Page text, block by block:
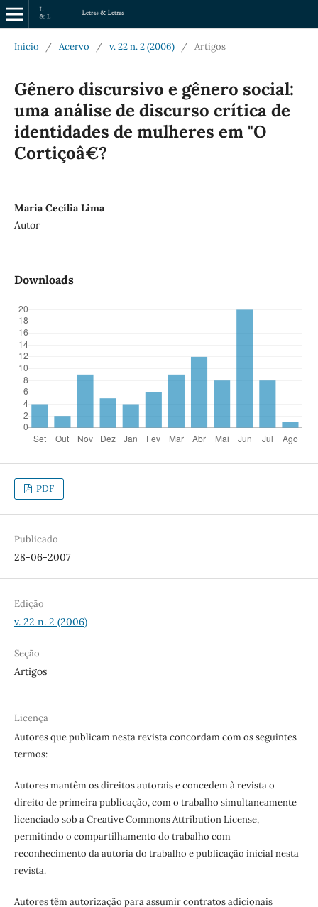
Início / Acervo / v. 22 n. 2 (2006) / Artigos
Gênero discursivo e gênero social:
uma análise de discurso crítica de
identidades de mulheres em "O
Cortiçoâ€?
Maria Cecília Lima
Autor
Downloads
PDF
Publicado
28-06-2007
Edição
v. 22 n. 2 (2006)
Seção
Artigos
Licença
Autores que publicam nesta revista concordam com os seguintes
termos:
Autores mantêm os direitos autorais e concedem à revista o
direito de primeira publicação, com o trabalho simultaneamente
licenciado sob a Creative Commons Attribution License,
permitindo o compartilhamento do trabalho com
reconhecimento da autoria do trabalho e publicação inicial nesta
revista.
Autores têm autorização para assumir contratos adicionais